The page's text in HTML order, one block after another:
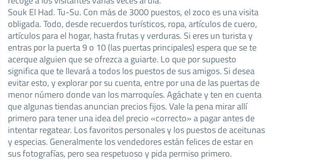
Souk El Had. Tu-Su. Con más de 3000 puestos, el zoco es una visita
obligada. Todo, desde recuerdos turísticos, ropa, artículos de cuero,
artículos para el hogar, hasta frutas y verduras. Si eres un turista y
entras por la puerta 9 o 10 (las puertas principales) espera que se te
acerque alguien que se ofrezca a guiarte. Lo que por supuesto
significa que te llevará a todos los puestos de sus amigos. Si desea
evitar esto, y explorar por su cuenta, entre por una de las puertas de
menor número donde van los marroquíes. Agáchate y ten en cuenta
que algunas tiendas anuncian precios fijos. Vale la pena mirar allí
primero para tener una idea del precio «correcto» a pagar antes de
intentar regatear. Los favoritos personales y los puestos de aceitunas
y especias. Generalmente los vendedores están felices de estar en
sus fotografías, pero sea respetuoso y pida permiso primero.